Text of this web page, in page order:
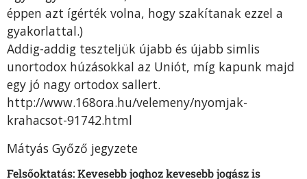
éppen azt ígérték volna, hogy szakítanak ezzel a
gyakorlattal.)
Addig-addig teszteljük újabb és újabb simlis
unortodox húzásokkal az Uniót, míg kapunk majd
egy jó nagy ortodox sallert.
http://www.168ora.hu/velemeny/nyomjak-
krahacsot-91742.html
Mátyás Győző jegyzete
Felsőoktatás: Kevesebb joghoz kevesebb jogász is